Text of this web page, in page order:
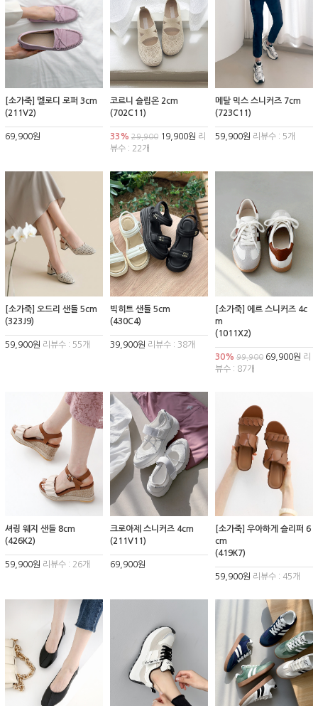
[소가죽] 멜로디 로퍼 3cm
(211V2)
69,900원
코르니 슬립온 2cm
(702C11)
33% 29,90019,900원 리
뷰수 : 22개
메탈 믹스 스니커즈 7cm
(723C11)
59,900원 리뷰수 : 5개
[소가죽] 오드리 샌들 5cm
(323J9)
59,900원 리뷰수 : 55개
빅히트 샌들 5cm
(430C4)
39,900원 리뷰수 : 38개
[소가죽] 에르 스니커즈 4c
m
(1011X2)
30% 99,90069,900원 리
뷰수 : 87개
셔링 웨지 샌들 8cm
(426K2)
59,900원 리뷰수 : 26개
크로아제 스니커즈 4cm
(211V11)
69,900원
[소가죽] 우아하게 슬리퍼 6
cm
(419K7)
59,900원 리뷰수 : 45개